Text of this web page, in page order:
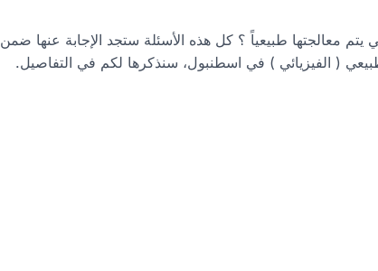
يتم معالجتها طبيعياً ؟ كل هذه الأسئلة ستجد الإجابة عنها ضمن